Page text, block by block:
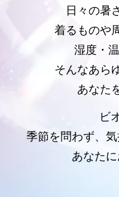
日々の暑
着るものや
湿度・
そんなあら
あなた
ビ
季節を問わず、
あなたに